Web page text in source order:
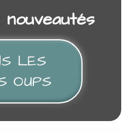
LES
OUPS